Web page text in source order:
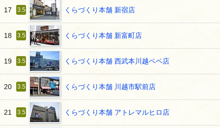
17 3.5 くらづくり本舗 新宿店
18 3.5 くらづくり本舗 新富町店
19 3.5 くらづくり本舗 西武本川越ペペ店
20 3.5 くらづくり本舗 川越市駅前店
21 3.5 くらづくり本舗 アトレマルヒロ店